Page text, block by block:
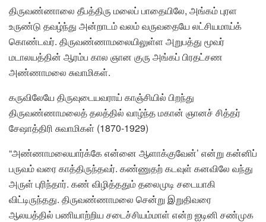
திருவண்ணாலை தீபத்திரு மலைப் பாதையிலே, அங்கம் புரள
உருண்டு தவழ்ந்து அன்றாடம் வலம் வருவதையே லட்சியமாய்க்
கொண்டவர். திருவண்ணாமலையிலுள்ள அறுபத்து மூவர்
மடாலயத்தின் ஆரம்ப கால ஞான குரு அங்கப் பிரதட்சண
அண்ணாமலை சுவாமிகள்.
கருவிலேயே திருவுடையவராய் காஞ்சியில் பிறந்து
திருவண்ணாமலைத் தலத்தில் வாழ்ந்த மகான் ஞானச் சித்தர்
சேஷாத்திரி சுவாமிகள் (1870-1929)
“அண்ணாமலையார்க்கே என்னை ஆளாக்குவேன்’ என்று கன்னிப்
பருவம் வரை காத்திருந்தவர். கண்ணுதற் கடவுள் கனவிலே வந்து
அருள் புரிந்தார். கண் விழித்ததும் தலைமுடி சடையாகி
விட்டிருந்தது. திருவண்ணாமலை சென்று இறுதிவரை
ஆலயத்தில் பணியாற்றிய சடைச்சியம்மாள் என்ற ஐடினி சண்முக